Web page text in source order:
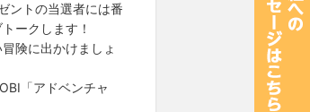
ントの当選者には番
ークします！
険に出かけましょ
「アドベンチャ